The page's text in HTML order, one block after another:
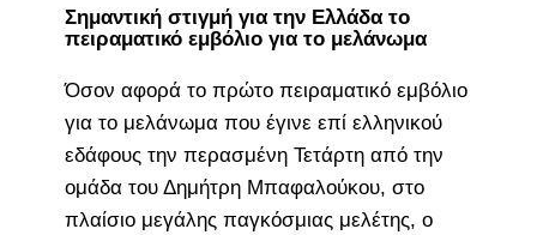
Σημαντική στιγμή για την Ελλάδα το
πειραματικό εμβόλιο για το μελάνωμα
Όσον αφορά το πρώτο πειραματικό εμβόλιο
για το μελάνωμα που έγινε επί ελληνικού
εδάφους την περασμένη Τετάρτη από την
ομάδα του Δημήτρη Μπαφαλούκου, στο
πλαίσιο μεγάλης παγκόσμιας μελέτης, ο